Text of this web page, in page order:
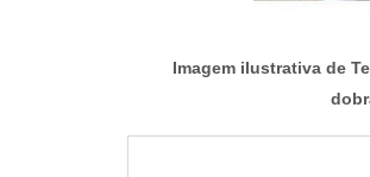
Imagem ilustrativa de